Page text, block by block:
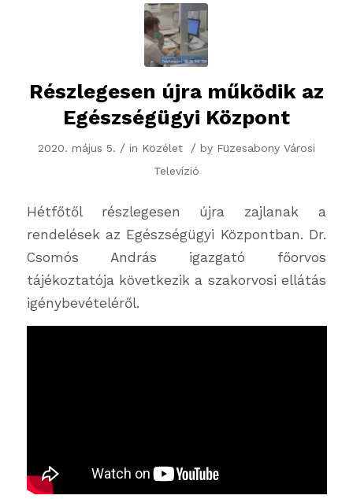
Részlegesen újra működik az
Egészségügyi Központ
2020. május 5. / in Közélet / by Füzesabony Városi
Televízió
Hétfőtől részlegesen újra zajlanak a
rendelések az Egészségügyi Központban. Dr.
Csomós András igazgató főorvos
tájékoztatója következik a szakorvosi ellátás
igénybevételéről.